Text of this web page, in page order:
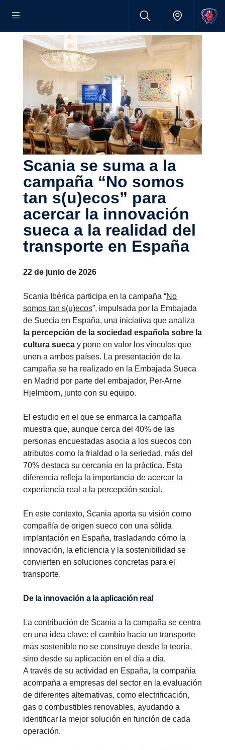
Scania se suma a la
campaña “No somos
tan s(u)ecos” para
acercar la innova­ción
sueca a la realidad del
trans­porte en España
22 de junio de 2026
Scania Ibérica participa en la campaña “No
somos tan s(u)ecos”, impulsada por la Embajada
de Suecia en España, una iniciativa que analiza
la percepción de la sociedad española sobre la
cultura sueca y pone en valor los vínculos que
unen a ambos países. La presentación de la
campaña se ha realizado en la Embajada Sueca
en Madrid por parte del embajador, Per-Arne
Hjelmborn, junto con su equipo.
El estudio en el que se enmarca la campaña
muestra que, aunque cerca del 40% de las
personas encuestadas asocia a los suecos con
atributos como la frialdad o la seriedad, más del
70% destaca su cercanía en la práctica. Esta
diferencia refleja la importancia de acercar la
experiencia real a la percepción social.
En este contexto, Scania aporta su visión como
compañía de origen sueco con una sólida
implantación en España, trasladando cómo la
innovación, la eficiencia y la sostenibilidad se
convierten en soluciones concretas para el
transporte.
De la innovación a la aplicación real
La contribución de Scania a la campaña se centra
en una idea clave: el cambio hacia un transporte
más sostenible no se construye desde la teoría,
sino desde su aplicación en el día a día.
A través de su actividad en España, la compañía
acompaña a empresas del sector en la evaluación
de diferentes alternativas, como electrificación,
gas o combustibles renovables, ayudando a
identificar la mejor solución en función de cada
operación.